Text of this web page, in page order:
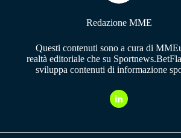
Redazione MME
Questi contenuti sono a cura di
realtà editoriale che su
sviluppa contenuti di informazione